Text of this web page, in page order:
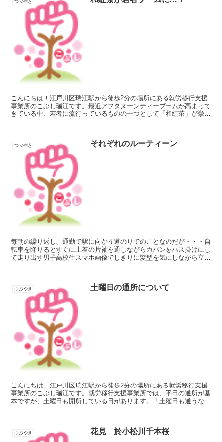
つぶやき
こんにちは！江戸川区瑞江駅から徒歩2分の場所にある就労移行支援
事業所のこぶし瑞江です。最近アフタヌーンティーブームが高まって
きている中、若者に流行っているものの一つとして「和紅茶」が挙げ
つぶやき それぞれのルーティーン
毎朝の繰り返し、通勤で駅に向かう道のりでのことなのだが・・・自
転車を降りるとすぐに上着の片袖を通しながらカバンをハス掛けにし
て走り出す男子高校生スマホ画像でしきりに髪型を気にしながら立ち
つぶやき 土曜日の通所について
こんにちは。江戸川区瑞江駅から徒歩2分の場所にある就労移行支援
事業所のこぶし瑞江です。就労移行支援事業所では、平日の通所が基
本ですが、土曜日も開所している日があります。「土曜日も通うなん
つぶやき 花見 於小松川千本桜